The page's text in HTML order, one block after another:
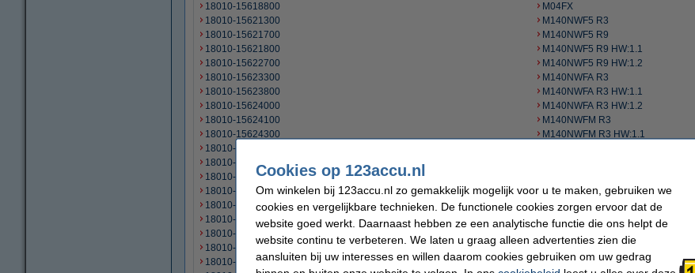
18010-15618800
18010-15621300
18010-15621700
18010-15621800
18010-15622700
18010-15623300
18010-15623800
18010-15624000
18010-15624100
18010-15624300
18010-15624600
18010-15624800
18010-15625000
18010-15625400
18010-15625600
18010-15630400
18010-15630500
18010-15631400
18010-15650200
M04FX
M140NWF5 R3
M140NWF5 R9
M140NWF5 R9 HW:1.1
M140NWF5 R9 HW:1.2
M140NWFA R3
M140NWFA R3 HW:1.1
M140NWFA R3 HW:1.2
M140NWFM R3
M140NWFM R3 HW:1.1
M140NWR6 R1
M140NWR6 R2
M140NWR8 R1
M140NWR8 R1 HW1.2
M140NWR8 R6
Cookies op 123accu.nl
Om winkelen bij 123accu.nl zo gemakkelijk mogelijk voor u te maken, gebruiken we
cookies en vergelijkbare technieken. De functionele cookies zorgen ervoor dat de
website goed werkt. Daarnaast hebben ze een analytische functie die ons helpt de
website continu te verbeteren. We laten u graag alleen advertenties zien die
aansluiten bij uw interesses en willen daarom cookies gebruiken om uw gedrag